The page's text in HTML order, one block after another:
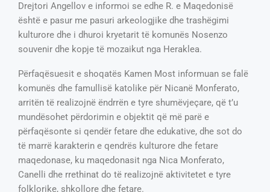
Drejtori Angellov e informoi se edhe R. e Maqedonisë
është e pasur me pasuri arkeologjike dhe trashëgimi
kulturore dhe i dhuroi kryetarit të komunës Nosenzo
souvenir dhe kopje të mozaikut nga Heraklea.
Përfaqësuesit e shoqatës Kamen Most informuan se falë
komunës dhe famullisë katolike për Nicanë Monferato,
arritën të realizojnë ëndrrën e tyre shumëvjeçare, që t’u
mundësohet përdorimin e objektit që më parë e
përfaqësonte si qendër fetare dhe edukative, dhe sot do
të marrë karakterin e qendrës kulturore dhe fetare
maqedonase, ku maqedonasit nga Nica Monferato,
Canelli dhe rrethinat do të realizojnë aktivitetet e tyre
folklorike, shkollore dhe fetare.